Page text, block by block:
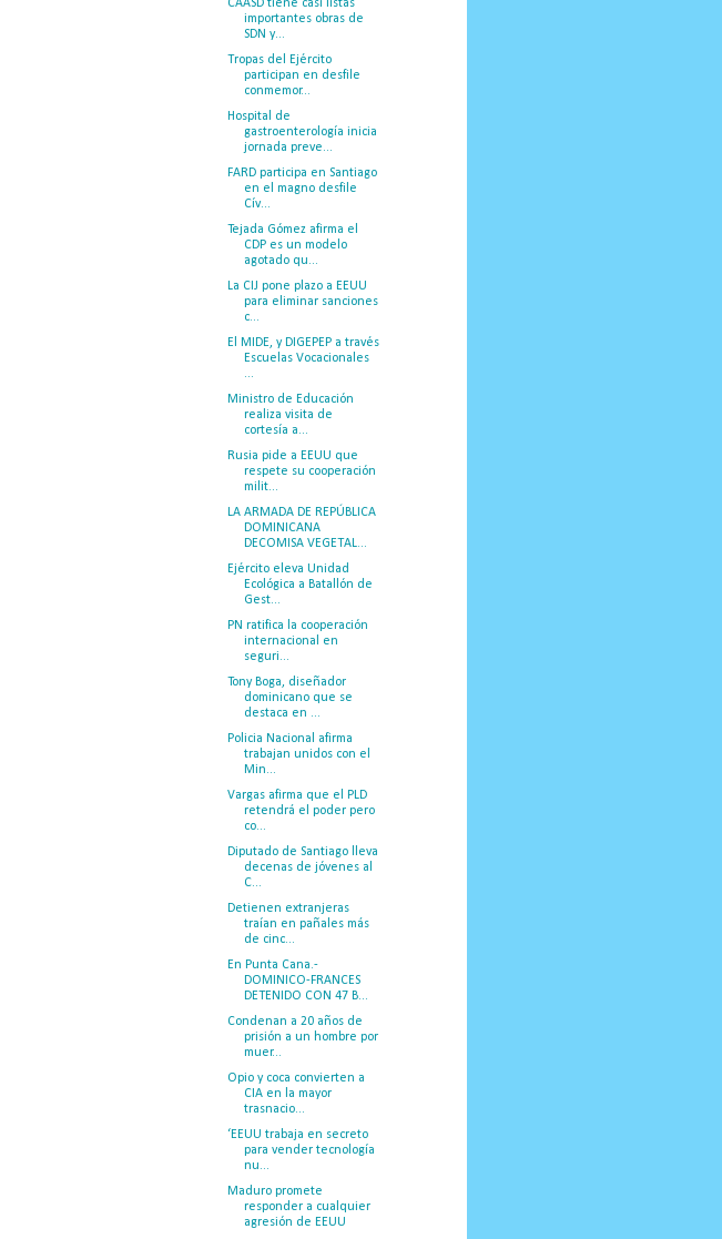
CAASD tiene casi listas
importantes obras de
SDN y...
Tropas del Ejército
participan en desfile
conmemor...
Hospital de
gastroenterología inicia
jornada preve...
FARD participa en Santiago
en el magno desfile
Cív...
Tejada Gómez afirma el
CDP es un modelo
agotado qu...
La CIJ pone plazo a EEUU
para eliminar sanciones
c...
El MIDE, y DIGEPEP a través
Escuelas Vocacionales
...
Ministro de Educación
realiza visita de
cortesía a...
Rusia pide a EEUU que
respete su cooperación
milit...
LA ARMADA DE REPÚBLICA
DOMINICANA
DECOMISA VEGETAL...
Ejército eleva Unidad
Ecológica a Batallón de
Gest...
PN ratifica la cooperación
internacional en
seguri...
Tony Boga, diseñador
dominicano que se
destaca en ...
Policia Nacional afirma
trabajan unidos con el
Min...
Vargas afirma que el PLD
retendrá el poder pero
co...
Diputado de Santiago lleva
decenas de jóvenes al
C...
Detienen extranjeras
traían en pañales más
de cinc...
En Punta Cana.-
DOMINICO-FRANCES
DETENIDO CON 47 B...
Condenan a 20 años de
prisión a un hombre por
muer...
Opio y coca convierten a
CIA en la mayor
trasnacio...
‘EEUU trabaja en secreto
para vender tecnología
nu...
Maduro promete
responder a cualquier
agresión de EEUU